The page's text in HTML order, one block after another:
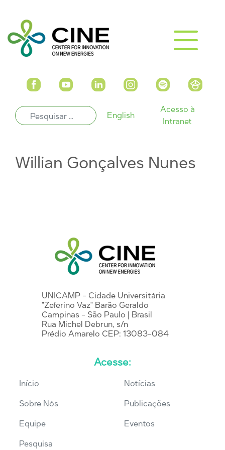
English
Acesso à
Intranet
Willian Gonçalves Nunes
UNICAMP - Cidade Universitária
"Zeferino Vaz" Barão Geraldo
Campinas - São Paulo | Brasil
Rua Michel Debrun, s/n
Prédio Amarelo CEP: 13083-084
Acesse:
Início
Sobre Nós
Equipe
Pesquisa
Notícias
Publicações
Eventos